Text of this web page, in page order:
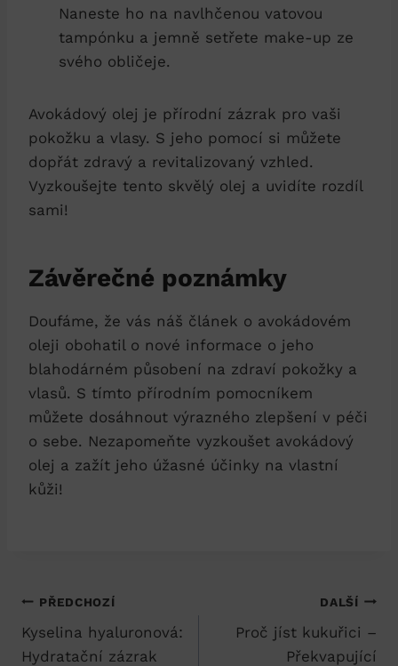
Naneste ho na navlhčenou vatovou
tampónku a jemně setřete make-up ze
svého obličeje.
Avokádový olej je přírodní zázrak pro vaši
pokožku a vlasy. S jeho pomocí si můžete
dopřát zdravý a revitalizovaný vzhled.
Vyzkoušejte tento skvělý olej a uvidíte rozdíl
sami!
Závěrečné poznámky
Doufáme, že vás náš článek o avokádovém
oleji obohatil o nové informace o jeho
blahodárném působení na zdraví pokožky a
vlasů. S tímto přírodním pomocníkem
můžete dosáhnout výrazného zlepšení v péči
o sebe. Nezapomeňte vyzkoušet avokádový
olej a zažít jeho úžasné účinky na vlastní
kůži!
Navigace
pro
PŘEDCHOZÍ
Kyselina hyaluronová:
Hydratační zázrak
DALŠÍ
Proč jíst kukuřici –
Překvapující